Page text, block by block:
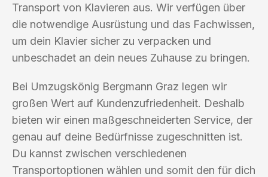
Transport von Klavieren aus. Wir verfügen über
die notwendige Ausrüstung und das Fachwissen,
um dein Klavier sicher zu verpacken und
unbeschadet an dein neues Zuhause zu bringen.
Bei Umzugskönig Bergmann Graz legen wir
großen Wert auf Kundenzufriedenheit. Deshalb
bieten wir einen maßgeschneiderten Service, der
genau auf deine Bedürfnisse zugeschnitten ist.
Du kannst zwischen verschiedenen
Transportoptionen wählen und somit den für dich